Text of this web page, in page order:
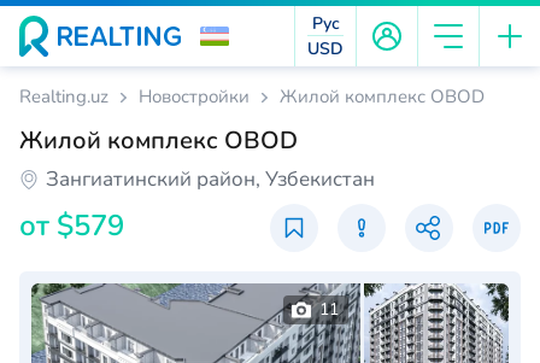
Рус
USD
Realting.uz Новостройки Жилой комплекс OBOD
Жилой комплекс OBOD
Зангиатинский район, Узбекистан
от $579
11